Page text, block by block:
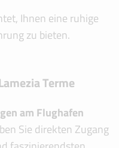
Ihnen eine ruhige
zu bieten.
Terme
am Flughafen
Sie direkten Zugang